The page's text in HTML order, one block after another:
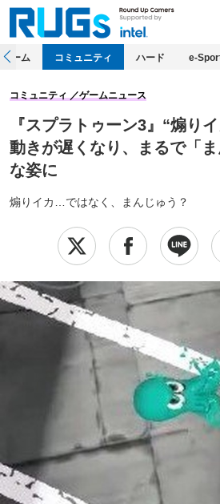
ホーム コミュニティ ハード e-
『スプラトゥーン3』“煽り
動きが遅くなり、まるで「
な姿に
煽りイカ…ではなく、まんじゅう？
コミュニティ ゲームニュース